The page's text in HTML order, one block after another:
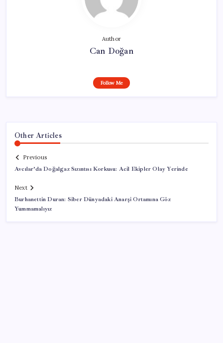
Author
Can Doğan
Follow Me
Other Articles
Previous
Avcılar’da Doğalgaz Sızıntısı Korkusu: Acil Ekipler Olay Yerinde
Next
Burhanettin Duran: Siber Dünyadaki Anarşi Ortamına Göz
Yummamalıyız